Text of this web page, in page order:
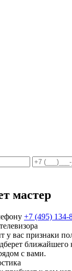
мастер
+7 (495) 134-
у вас признаки
ближайшего
с вами.